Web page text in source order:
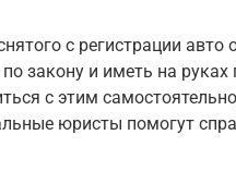
с регистрации
закону и иметь на
с этим
юристы помогут